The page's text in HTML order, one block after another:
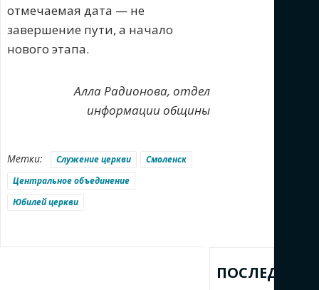
отмечаемая дата — не
завершение пути, а начало
нового этапа.
Алла Радионова, отдел
информации общины
Метки: Служение церкви
Смоленск
Центральное объединение
Юбилей церкви
ПОСЛЕДНИЕ